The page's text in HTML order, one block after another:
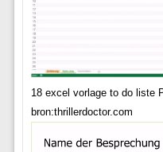
18 excel vorlage to do liste
bron:thrillerdoctor.com